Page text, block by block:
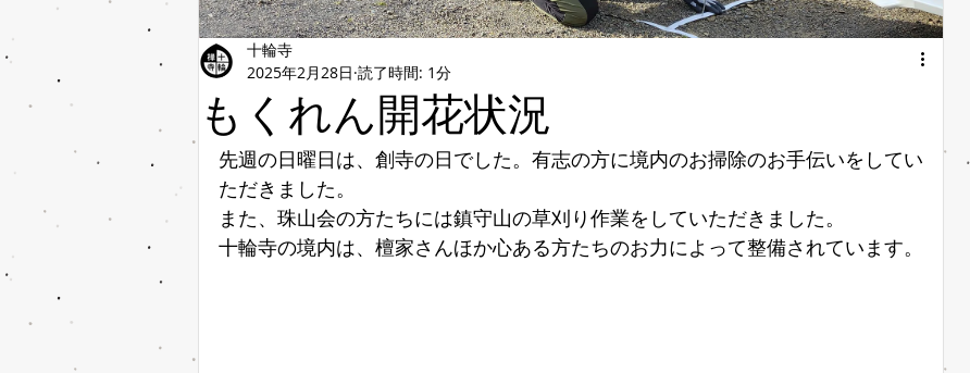
もくれん開花状況
十輪寺
2025年2月28日 読了時間: 1分
先週の日曜日は、創寺の日でした。有志の方に境内のお掃除のお手伝いをしてい
ただきました。
また、珠山会の方たちには鎮守山の草刈り作業をしていただきました。
十輪寺の境内は、檀家さんほか心ある方たちのお力によって整備されています。